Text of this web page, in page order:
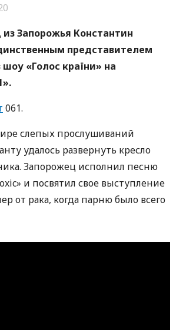
Запорожья Константин
представителем
«Голос країни» на
061.
слепых прослушиваний
удалось развернуть кресло
Запорожец исполнил песню
и посвятил свое выступление
от рака, когда парню было всего